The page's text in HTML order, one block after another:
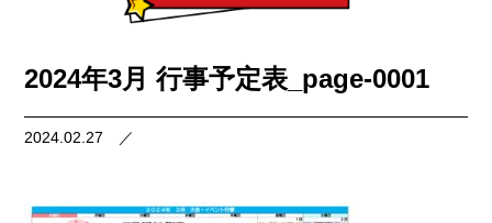
2024年3月 行事予定表_page-0001
2024.02.27 ／